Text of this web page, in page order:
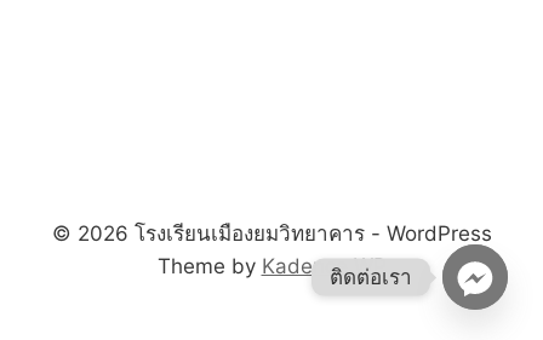
© 2026 โรงเรียนเมืองยมวิทยาคาร - WordPress
Theme by Kadence WP
ติดต่อเรา